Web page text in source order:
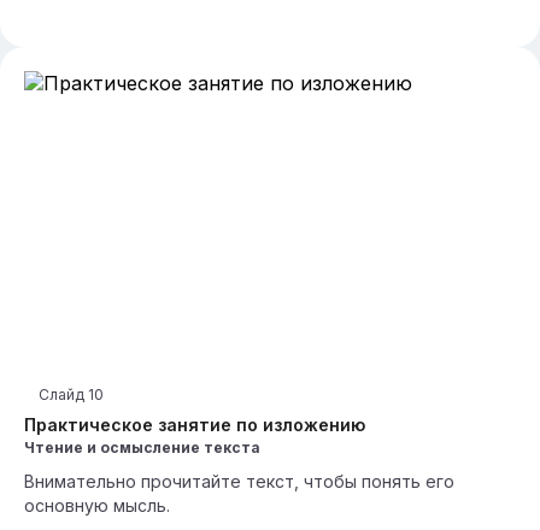
Практическое занятие по изложению
Слайд 10
Чтение и осмысление текста
Внимательно прочитайте текст, чтобы понять его
основную мысль.